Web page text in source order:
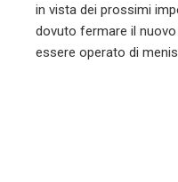
in vista dei prossimi
dovuto fermare il
essere operato di